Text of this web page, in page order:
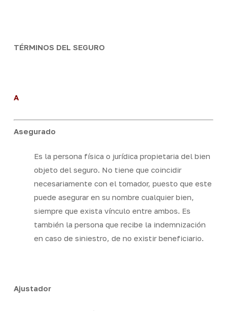
contentTÉRMINOS DEL SEGURO
A
Asegurado
Es la persona física o jurídica propietaria del bien
objeto del seguro. No tiene que coincidir
necesariamente con el tomador, puesto que este
puede asegurar en su nombre cualquier bien,
siempre que exista vínculo entre ambos. Es
también la persona que recibe la indemnización
en caso de siniestro, de no existir beneficiario.
Ajustador